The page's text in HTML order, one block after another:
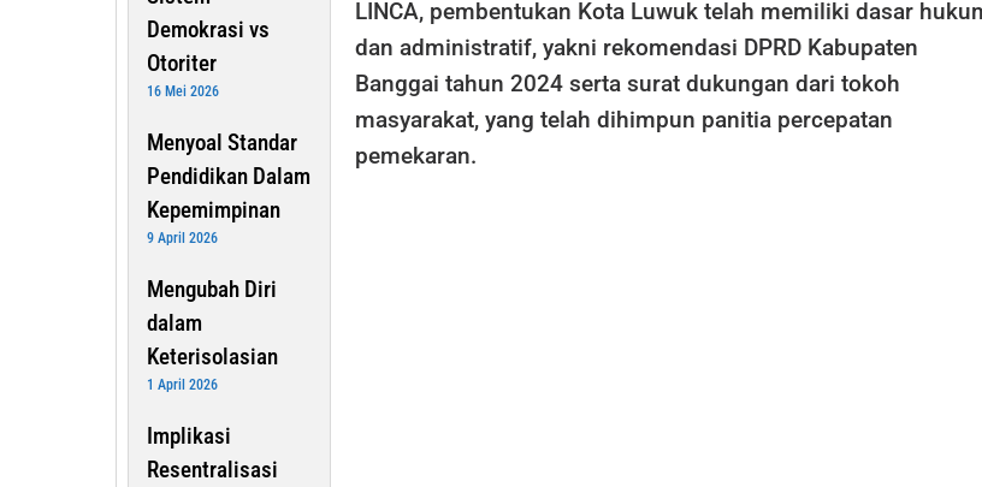
Demokrasi vs
Otoriter
16 Mei 2026
Menyoal Standar
Pendidikan Dalam
Kepemimpinan
9 April 2026
Mengubah Diri
dalam
Keterisolasian
1 April 2026
Implikasi
Resentralisasi
LINCA, pembentukan Kota Luwuk telah memiliki dasar
dan administratif, yakni rekomendasi DPRD Kabupaten
Banggai tahun 2024 serta surat dukungan dari tokoh
masyarakat, yang telah dihimpun panitia percepatan
pemekaran.